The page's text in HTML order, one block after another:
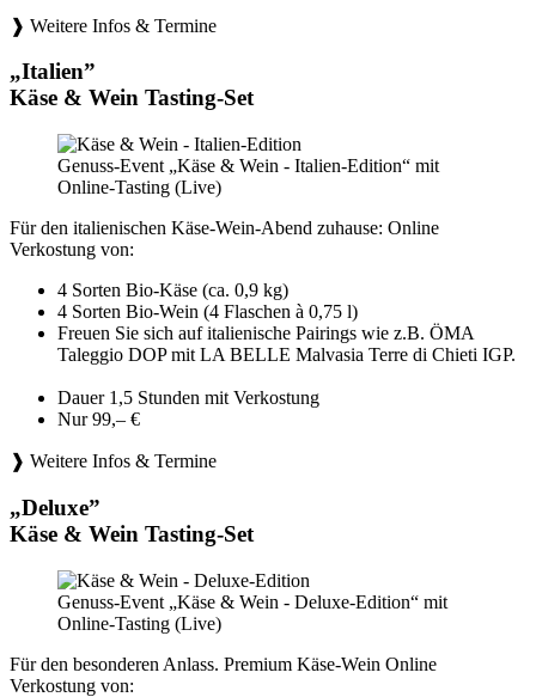
❱ Weitere Infos & Termine
„Italien”
Käse & Wein Tasting-Set
Genuss-Event „Käse & Wein - Italien-Edition“ mit
Online-Tasting (Live)
Für den italienischen Käse-Wein-Abend zuhause: Online
Verkostung von:
4 Sorten Bio-Käse (ca. 0,9 kg)
4 Sorten Bio-Wein (4 Flaschen à 0,75 l)
Freuen Sie sich auf italienische Pairings wie z.B. ÖMA
Taleggio DOP mit LA BELLE Malvasia Terre di Chieti IGP.
Dauer 1,5 Stunden mit Verkostung
Nur 99,– €
❱ Weitere Infos & Termine
„Deluxe”
Käse & Wein Tasting-Set
Genuss-Event „Käse & Wein - Deluxe-Edition“ mit
Online-Tasting (Live)
Für den besonderen Anlass. Premium Käse-Wein Online
Verkostung von: